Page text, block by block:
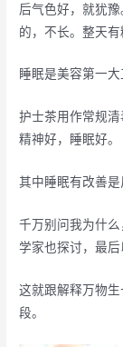
后气色好，就犹
的，不长。整天有
睡眠是美容第一大
护士茶用作常规清
精神好，睡眠好。
其中睡眠有改善是
千万别问我为什
学家也探讨，最后
这就跟解释万物
段。